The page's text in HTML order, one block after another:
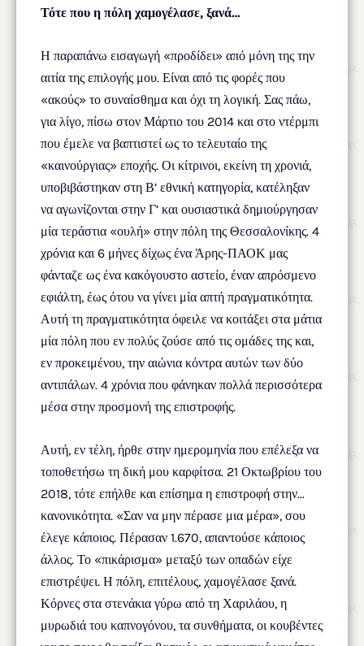
Τότε που η πόλη χαμογέλασε, ξανά…
Η παραπάνω εισαγωγή «προδίδει» από μόνη της την
αιτία της επιλογής μου. Είναι από τις φορές που
«ακούς» το συναίσθημα και όχι τη λογική. Σας πάω,
για λίγο, πίσω στον Μάρτιο του 2014 και στο ντέρμπι
που έμελε να βαπτιστεί ως το τελευταίο της
«καινούργιας» εποχής. Οι κίτρινοι, εκείνη τη χρονιά,
υποβιβάστηκαν στη Β’ εθνική κατηγορία, κατέληξαν
να αγωνίζονται στην Γ’ και ουσιαστικά δημιούργησαν
μία τεράστια «ουλή» στην πόλη της Θεσσαλονίκης. 4
χρόνια και 6 μήνες δίχως ένα Άρης-ΠΑΟΚ μας
φάνταζε ως ένα κακόγουστο αστείο, έναν απρόσμενο
εφιάλτη, έως ότου να γίνει μία απτή πραγματικότητα.
Αυτή τη πραγματικότητα όφειλε να κοιτάξει στα μάτια
μία πόλη που εν πολύς ζούσε από τις ομάδες της και,
εν προκειμένου, την αιώνια κόντρα αυτών των δύο
αντιπάλων. 4 χρόνια που φάνηκαν πολλά περισσότερα
μέσα στην προσμονή της επιστροφής.
Αυτή, εν τέλη, ήρθε στην ημερομηνία που επέλεξα να
τοποθετήσω τη δική μου καρφίτσα. 21 Οκτωβρίου του
2018, τότε επήλθε και επίσημα η επιστροφή στην…
κανονικότητα. «Σαν να μην πέρασε μια μέρα», σου
έλεγε κάποιος. Πέρασαν 1.670, απαντούσε κάποιος
άλλος. Το «πικάρισμα» μεταξύ των οπαδών είχε
επιστρέψει. Η πόλη, επιτέλους, χαμογέλασε ξανά.
Κόρνες στα στενάκια γύρω από τη Χαριλάου, η
μυρωδιά του καπνογόνου, τα συνθήματα, οι κουβέντες